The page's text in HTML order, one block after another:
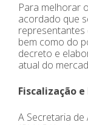
Para melhorar
acordado que
bem como do
decreto e
atual do
Fiscalização
A Secretaria de